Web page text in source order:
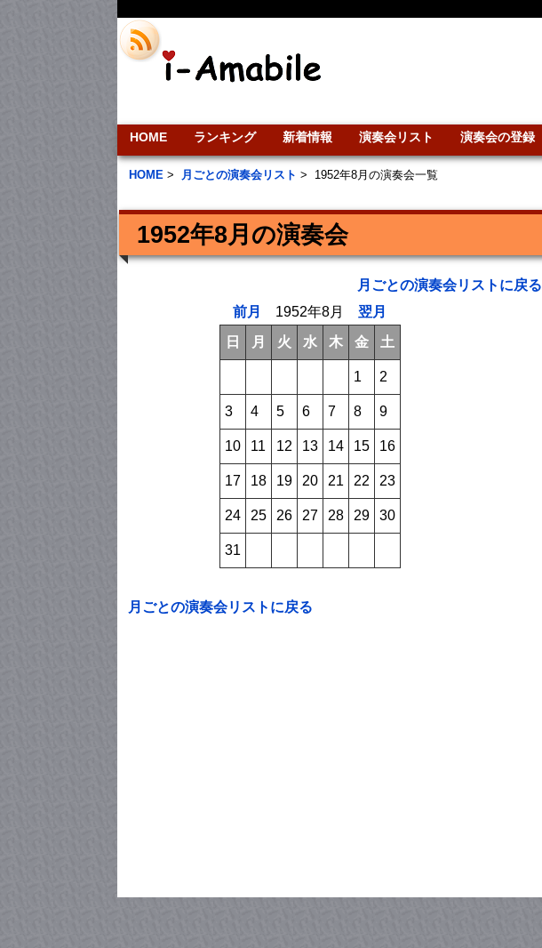
HOME ランキング 新着情報 演奏会リスト 演奏会の登録
HOME > 月ごとの演奏会リスト > 1952年8月の演奏会一覧
1952年8月の演奏会
月ごとの演奏会リストに戻る
前月
1952年8月 翌月
日
月 火 水 木 金 土
1 2
3 4 5 6 7 8 9
10 11 12 13 14 15 16
17 18 19 20 21 22 23
24 25 26 27 28 29 30
31
月ごとの演奏会リストに戻る